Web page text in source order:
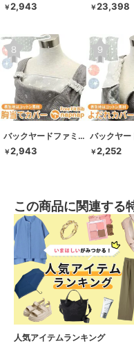
￥2,943 ￥23,398
バックヤードファミリー
￥2,943 ￥2,252
この商品に関連する
人気アイテムランキング